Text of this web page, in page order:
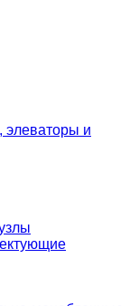
элеваторы и